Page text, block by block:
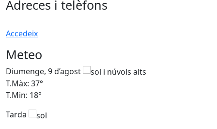
Adreces i telèfons
Accedeix
Meteo
Diumenge, 9 d’agost
T.Màx: 37°
T.Min: 18°
Tarda